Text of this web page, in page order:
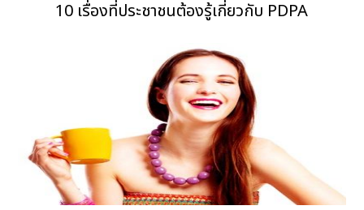
10 เรื่องที่ประชาชนต้องรู้เกี่ยวกับ PDPA